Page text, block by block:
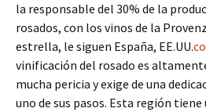
la responsable del 30% de la
rosados, con los vinos de la
estrella, le siguen España, EE.UU.
vinificación del rosado es
mucha pericia y exige de una
uno de sus pasos. Esta región